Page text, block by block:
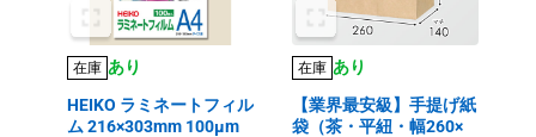
在庫 あり
HEIKO ラミネートフィル
ム 216×303mm 100μm
在庫 あり
【業界最安級】手提げ紙
袋（茶・平紐・幅260×